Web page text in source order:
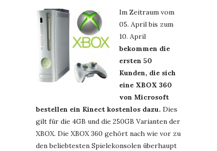
Im Zeitraum vom
05. April bis zum
10. April
bekommen die
ersten 50
Kunden, die sich
eine XBOX 360
von Microsoft
bestellen ein Kinect kostenlos dazu. Dies
gilt für die 4GB und die 250GB Varianten der
XBOX. Die XBOX 360 gehört nach wie vor zu
den beliebtesten Spielekonsolen überhaupt